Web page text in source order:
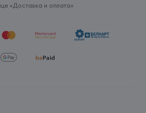
«Доставка и оплата»